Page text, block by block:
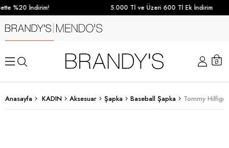
%20 İndirim! 5.000 Tl ve Üzeri 600 Tl Ek İndirim
Anasayfa KADIN Aksesuar Şapka Baseball Şapka Tommy